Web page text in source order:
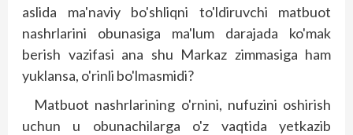
aslida ma'naviy bo'shliqni to'ldiruvchi matbuot
nashrlarini obunasiga ma'lum darajada ko'mak
berish vazifasi ana shu Markaz zimmasiga ham
yuklansa, o'rinli bo'lmasmidi?
Matbuot nashrlarining o'rnini, nufuzini oshirish
uchun u obunachilarga o'z vaqtida yetkazib